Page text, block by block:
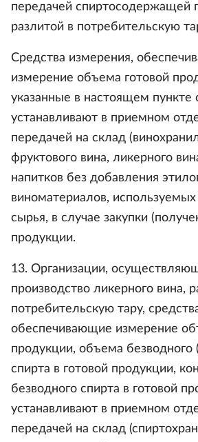
передачей спиртосодержащей
разлитой в потребительскую
Средства измерения,
измерение объема готовой
указанные в настоящем пункте
устанавливают в приемном
передачей на склад
фруктового вина, ликерного
напитков без добавления
виноматериалов, используемых
сырья, в случае закупки
продукции.
13. Организации,
производство ликерного вина,
потребительскую тару,
обеспечивающие измерение
продукции, объема безводного
спирта в готовой продукции,
безводного спирта в готовой
устанавливают в приемном
передачей на склад